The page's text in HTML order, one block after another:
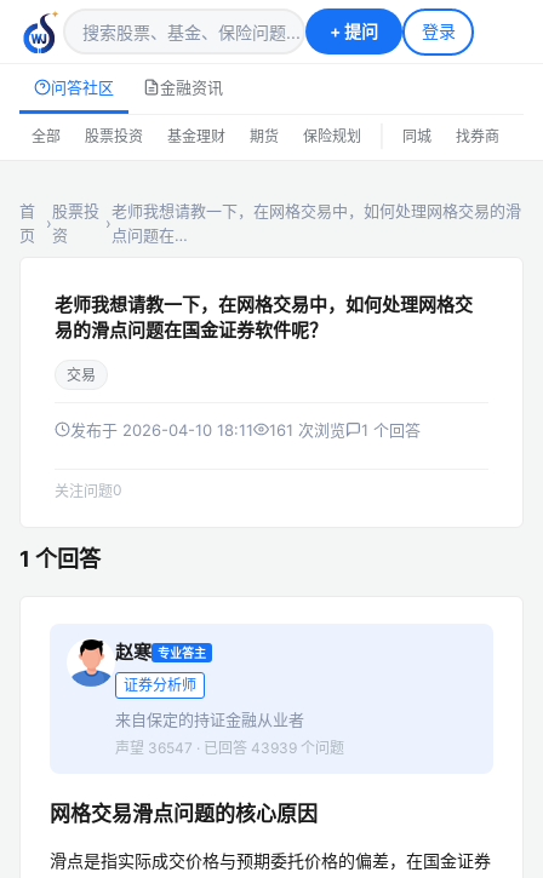
+提问 登录
问答社区 金融资讯
全部 股票投资 基金理财 期货 保险规划 同城 找券商
首
页
›
股票投
资
›
老师我想请教一下，在网格交易中，如何处理网格交易的滑
点问题在…
老师我想请教一下，在网格交易中，如何处理网格交
易的滑点问题在国金证券软件呢？
交易
发布于 2026-04-10 18:11 161 次浏览 1 个回答
关注问题0
1 个回答
赵寒 专业答主
证券分析师
来自保定的持证金融从业者
声望 36547 · 已回答 43939 个问题
网格交易滑点问题的核心原因
滑点是指实际成交价格与预期委托价格的偏差，在国金证券